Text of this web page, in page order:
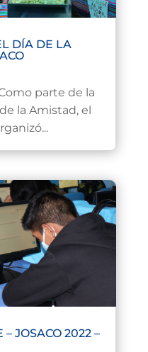
DÍA DE LA
parte de la
la Amistad, el
JOSACO 2022 –